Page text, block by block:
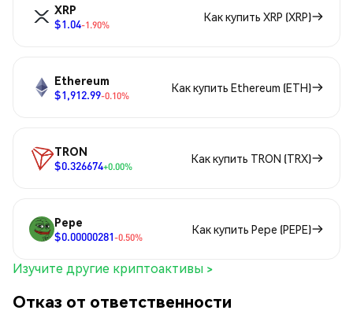
XRP
$1.04-1.90%
Как купить XRP (XRP)
Ethereum
$1,912.99-0.10%
Как купить Ethereum (ETH)
TRON
$0.326674+0.00%
Как купить TRON (TRX)
Pepe
$0.00000281-0.50%
Как купить Pepe (PEPE)
Изучите другие криптоактивы >
Отказ от ответственности